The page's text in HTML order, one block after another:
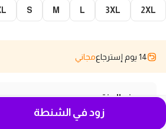
2XL
3XL
L
M
S
14 يوم إسترجاع مجاني
وصف المنتج
تيشيرت أوفر سايز من جيرسي ناعم
زود في الشنطة